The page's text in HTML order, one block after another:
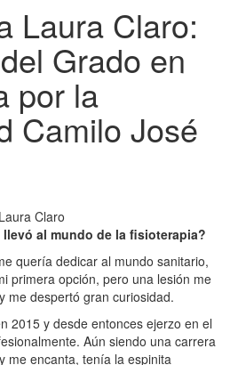
Laura Claro:
Grado en
por la
Camilo José
al mundo de la fisioterapia?
quería dedicar al mundo sanitario,
primera opción, pero una lesión me
me despertó gran curiosidad.
2015 y desde entonces ejerzo en el
Aún siendo una carrera
me encanta, tenía la espinita